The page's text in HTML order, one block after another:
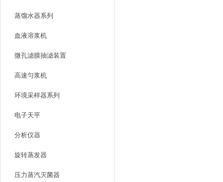
蒸馏水器系列
血液溶浆机
微孔滤膜抽滤装置
高速匀浆机
环境采样器系列
电子天平
分析仪器
旋转蒸发器
压力蒸汽灭菌器